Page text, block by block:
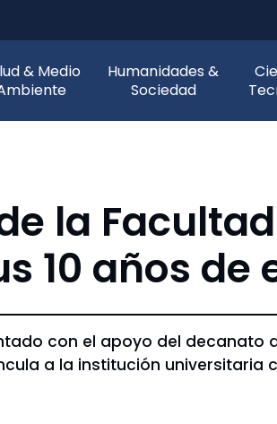
& Medio
Humanidades &
Sociedad
la
10 años de
con el apoyo del
a la institución